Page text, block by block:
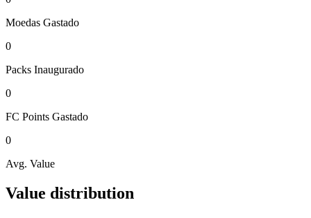
Moedas Gastado
0
Packs Inaugurado
0
FC Points Gastado
0
Avg. Value
Value distribution